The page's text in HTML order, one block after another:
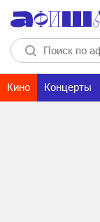
Кино Концерты